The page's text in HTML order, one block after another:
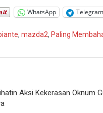
WhatsApp Telegram
, mazda2, Paling
Aksi Kekerasan Oknum